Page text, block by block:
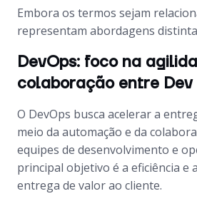
Embora os termos sejam
representam abordagens
DevOps: foco na
colaboração entre Dev
O DevOps busca acelerar a
meio da automação e da
equipes de desenvolvimento e
principal objetivo é a eficiência e
entrega de valor ao cliente.